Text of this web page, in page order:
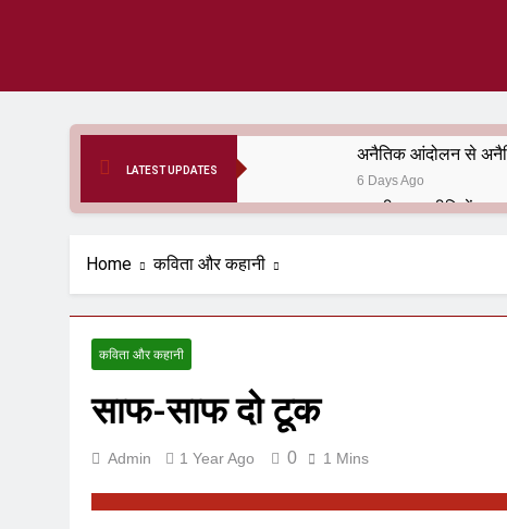
LATEST UPDATES
अनैतिक आंदोलन से
6 Days Ago
हरियाणा सरकार के
Home कविता और कहानी
कविता और कहानी
साफ-साफ दो टूक
Admin 1 Year Ago 0 1 Mins